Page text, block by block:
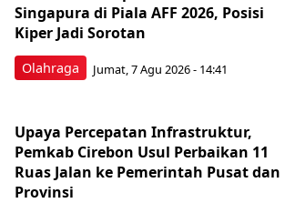
Olahraga
Singapura di Piala AFF 2026, Posisi
Kiper Jadi Sorotan
Jumat, 7 Agu 2026 - 14:41
Upaya Percepatan Infrastruktur,
Pemkab Cirebon Usul Perbaikan 11
Ruas Jalan ke Pemerintah Pusat dan
Provinsi